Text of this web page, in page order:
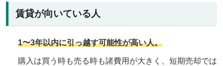
賃貸が向いている人
1〜3年以内に引っ越す可能性が高い人。
購入は買う時も売る時も諸費用が大きく、短期売却では